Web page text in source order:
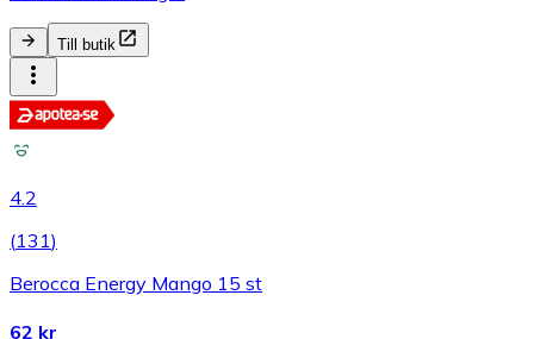
Till butik
4.2
(131)
Berocca Energy Mango 15 st
62 kr